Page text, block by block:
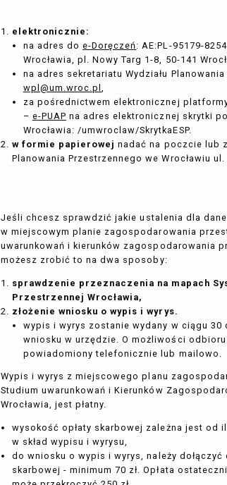
elektronicznie:
na adres doe-Doręczeń: AE:PL-95179-
Wrocławia, pl. Nowy Targ 1-8, 50-141
na adres sekretariatu Wydziału
wpl@um.wroc.pl
za pośrednictwem elektronicznej
– e-PUAP na adres elektronicznej skrytki
Wrocławia: /umwroclaw/SkrytkaESP.
w formie papierowej nadać na poczcie lub
Planowania Przestrzennego we Wrocławiu ul.
Jeśli chcesz sprawdzić jakie ustalenia dla
w miejscowym planie zagospodarowania
uwarunkowań i kierunków zagospodarowania
możesz zrobić to na dwa sposoby:
sprawdzenie przeznaczenia na mapach
Przestrzennej Wrocławia,
złożenie wniosku o wypis i wyrys.
wypis i wyrys zostanie wydany w ciągu 30
wniosku w urzędzie. O możliwości
powiadomiony telefonicznie lub mailowo.
Wypis i wyrys z miejscowego planu
Studium uwarunkowań i Kierunków
Wrocławia, jest płatny.
wysokość opłaty skarbowej zależna jest od
w skład wypisu i wyrysu,
do wniosku o wypis i wyrys, należy dołączyć
skarbowej - minimum 70 zł. Opłata